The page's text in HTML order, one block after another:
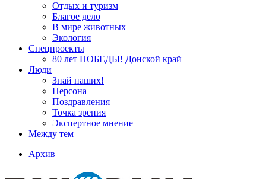
Отдых и туризм
Благое дело
В мире животных
Экология
Спецпроекты
80 лет ПОБЕДЫ! Донской край
Люди
Знай наших!
Персона
Поздравления
Точка зрения
Экспертное мнение
Между тем
Архив